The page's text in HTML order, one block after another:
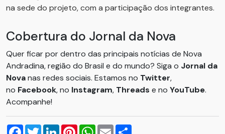
na sede do projeto, com a participação dos integrantes.
Cobertura do Jornal da Nova
Quer ficar por dentro das principais notícias de Nova
Andradina, região do Brasil e do mundo? Siga o Jornal da
Novanas redes sociais. Estamos no Twitter,
no Facebook, no Instagram, Threads e no YouTube.
Acompanhe!
Facebook
TwitterLinkedInPinterestWhatsApp
Email